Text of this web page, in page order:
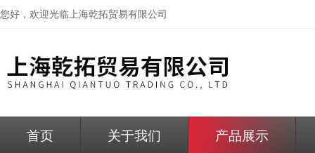
您好，欢迎光临上海乾拓贸易有限公司
首页 关于我们 产品展示